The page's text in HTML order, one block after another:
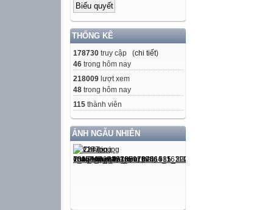
THỐNG KÊ
178730 truy cập (chi tiết)
46 trong hôm nay
218009 lượt xem
48 trong hôm nay
115 thành viên
ẢNH NGẪU NHIÊN